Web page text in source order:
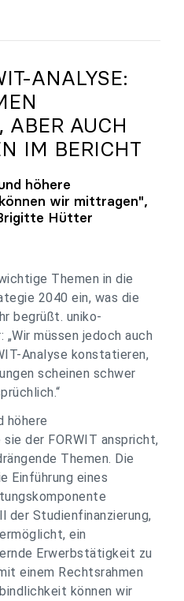
Universitäten sind
ANALYSE:
ABER AUCH
IM BERICHT
höhere
wir mittragen",
Hütter
Themen in die
2040 ein, was die
begrüßt. uniko-
müssen jedoch auch
Analyse konstatieren,
scheinen schwer
höhere
der FORWIT anspricht,
Themen. Die
Einführung eines
der Studienfinanzierung,
ein
Erwerbstätigkeit zu
einem Rechtsrahmen
können wir